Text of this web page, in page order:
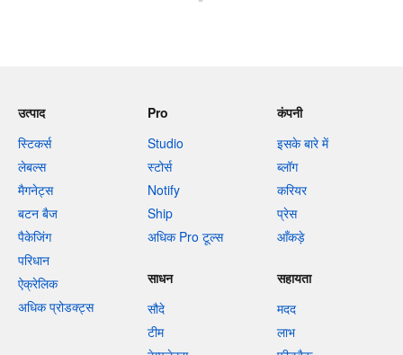
उत्पाद
स्टिकर्स
लेबल्स
मैगनेट्स
बटन बैज
पैकेजिंग
परिधान
ऐक्रेलिक
अधिक प्रोडक्ट्स
Pro
Studio
स्टोर्स
Notify
Ship
अधिक Pro टूल्स
कंपनी
इसके बारे में
ब्लॉग
करियर
प्रेस
आँकड़े
साधन
सौदे
टीम
सहायता
मदद
लाभ